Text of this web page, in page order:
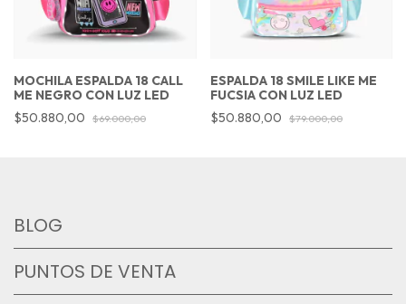
MOCHILA ESPALDA 18 CALL
ME NEGRO CON LUZ LED
$50.880,00
$69.000,00
ESPALDA 18 SMILE LIKE ME
FUCSIA CON LUZ LED
$50.880,00
$79.000,00
BLOG
PUNTOS DE VENTA